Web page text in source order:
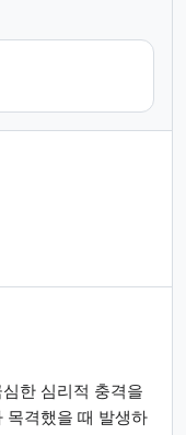
한 심리적 충격을
목격했을 때 발생하